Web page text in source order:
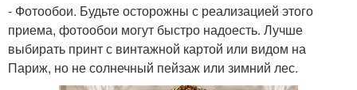
- Фотообои. Будьте осторожны с реализацией этого
приема, фотообои могут быстро надоесть. Лучше
выбирать принт с винтажной картой или видом на
Париж, но не солнечный пейзаж или зимний лес.